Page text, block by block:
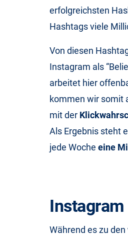
erfolgreichsten
Hashtags viele
Von diesen
Instagram als
arbeitet hier
kommen wir somit
mit der
Als Ergebnis steht
jede Woche eine
Während es zu